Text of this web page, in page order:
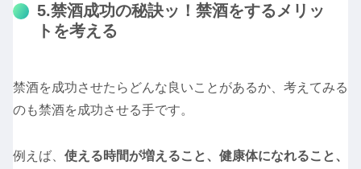
5.禁酒成功の秘訣ッ！禁酒をするメリッ
トを考える
禁酒を成功させたらどんな良いことがあるか、考えてみる
のも禁酒を成功させる手です。
例えば、 使える時間が増えること、健康体になれること、